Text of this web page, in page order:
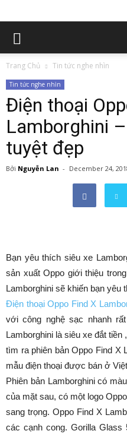
Trang Chủ Tin tức nghe nhìn
Tin tức nghe nhìn
Điện thoại
Lamborghini
tuyệt đẹp
Bởi Nguyễn Lan - December 24,
Bạn yêu thích siêu xe
sản xuất Oppo giới thiệu
Lamborghini sẽ khiến bạn yêu
Điện thoại Oppo Find X
với công nghệ sạc nhanh
Lamborghini là siêu xe đắt
tìm ra phiên bản Oppo Find X
mẫu điện thoại được bán ở
Phiên bản Lamborghini có
của mặt sau, có một logo
sang trọng. Oppo Find X
các cạnh cong. Gorilla